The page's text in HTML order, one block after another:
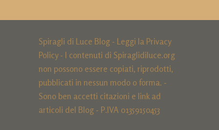
Spiragli di Luce Blog - Leggi la Privacy
Policy- I contenuti di Spiraglidiluce.org
non possono essere copiati, riprodotti,
pubblicati in nessun modo o forma. -
Sono ben accetti citazioni e link ad
articoli del Blog - P.IVA 01359150453